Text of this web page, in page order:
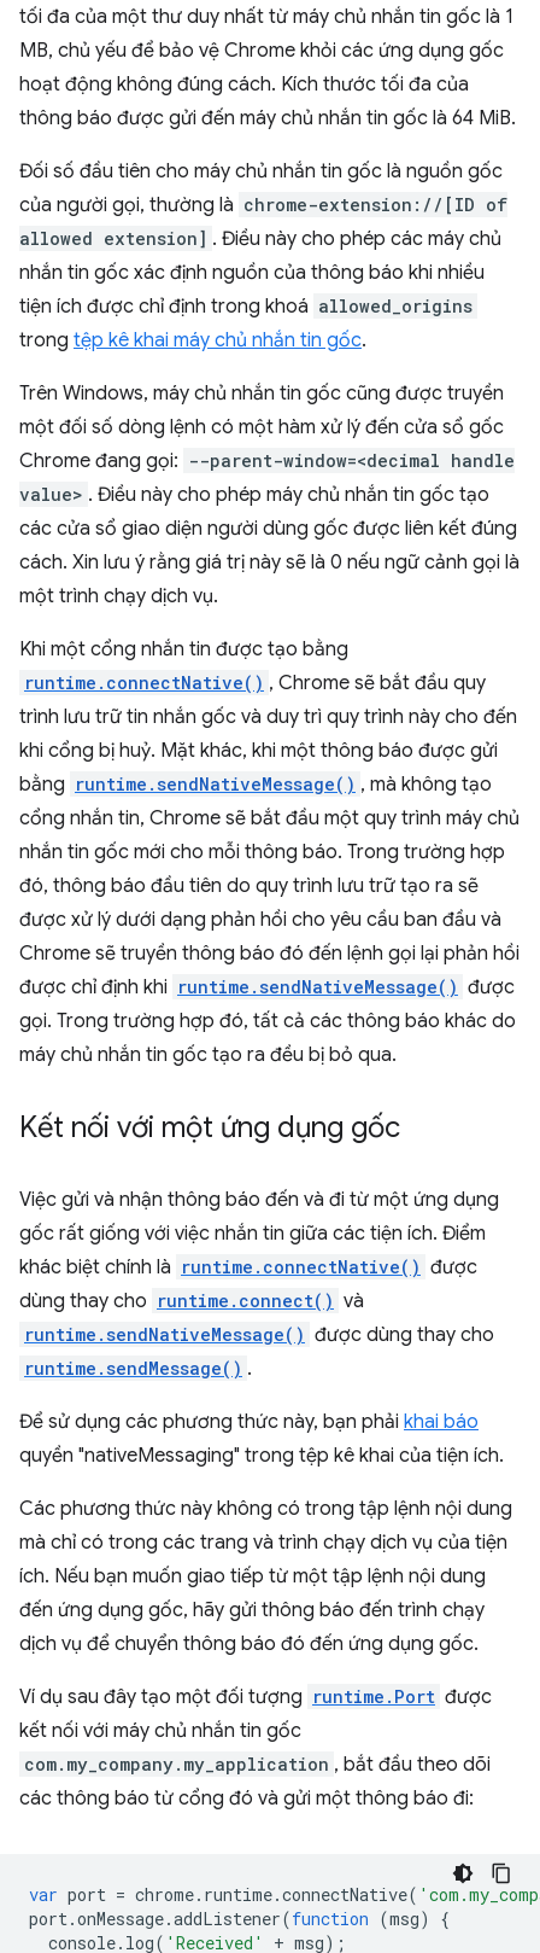
tối đa của một thư duy nhất từ máy chủ nhắn tin gốc là 1
MB, chủ yếu để bảo vệ Chrome khỏi các ứng dụng gốc
hoạt động không đúng cách. Kích thước tối đa của
thông báo được gửi đến máy chủ nhắn tin gốc là 64 MiB.
Đối số đầu tiên cho máy chủ nhắn tin gốc là nguồn gốc
của người gọi, thường là chrome-extension://[ID of
allowed extension] . Điều này cho phép các máy chủ
nhắn tin gốc xác định nguồn của thông báo khi nhiều
tiện ích được chỉ định trong khoá allowed_origins
trong tệp kê khai máy chủ nhắn tin gốc.
Trên Windows, máy chủ nhắn tin gốc cũng được truyền
một đối số dòng lệnh có một hàm xử lý đến cửa sổ gốc
Chrome đang gọi: --parent-window=<decimal handle
value> . Điều này cho phép máy chủ nhắn tin gốc tạo
các cửa sổ giao diện người dùng gốc được liên kết đúng
cách. Xin lưu ý rằng giá trị này sẽ là 0 nếu ngữ cảnh gọi là
một trình chạy dịch vụ.
Khi một cổng nhắn tin được tạo bằng
runtime.connectNative() , Chrome sẽ bắt đầu quy
trình lưu trữ tin nhắn gốc và duy trì quy trình này cho đến
khi cổng bị huỷ. Mặt khác, khi một thông báo được gửi
bằng runtime.sendNativeMessage() , mà không tạo
cổng nhắn tin, Chrome sẽ bắt đầu một quy trình máy chủ
nhắn tin gốc mới cho mỗi thông báo. Trong trường hợp
đó, thông báo đầu tiên do quy trình lưu trữ tạo ra sẽ
được xử lý dưới dạng phản hồi cho yêu cầu ban đầu và
Chrome sẽ truyền thông báo đó đến lệnh gọi lại phản hồi
được chỉ định khi runtime.sendNativeMessage() được
gọi. Trong trường hợp đó, tất cả các thông báo khác do
máy chủ nhắn tin gốc tạo ra đều bị bỏ qua.
Kết nối với một ứng dụng gốc
Việc gửi và nhận thông báo đến và đi từ một ứng dụng
gốc rất giống với việc nhắn tin giữa các tiện ích. Điểm
khác biệt chính là runtime.connectNative() được
dùng thay cho runtime.connect() và
runtime.sendNativeMessage() được dùng thay cho
runtime.sendMessage() .
Để sử dụng các phương thức này, bạn phải khai báo
quyền "nativeMessaging" trong tệp kê khai của tiện ích.
Các phương thức này không có trong tập lệnh nội dung
mà chỉ có trong các trang và trình chạy dịch vụ của tiện
ích. Nếu bạn muốn giao tiếp từ một tập lệnh nội dung
đến ứng dụng gốc, hãy gửi thông báo đến trình chạy
dịch vụ để chuyển thông báo đó đến ứng dụng gốc.
Ví dụ sau đây tạo một đối tượng runtime.Port được
kết nối với máy chủ nhắn tin gốc
com.my_company.my_application , bắt đầu theo dõi
các thông báo từ cổng đó và gửi một thông báo đi:
var port = chrome. runtime.connectNative(
port.onMessage.addListener(function (msg)
{
console. log( 'Received' + msg);